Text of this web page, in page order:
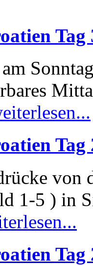
Tag
Tag
von
1-5 ) in